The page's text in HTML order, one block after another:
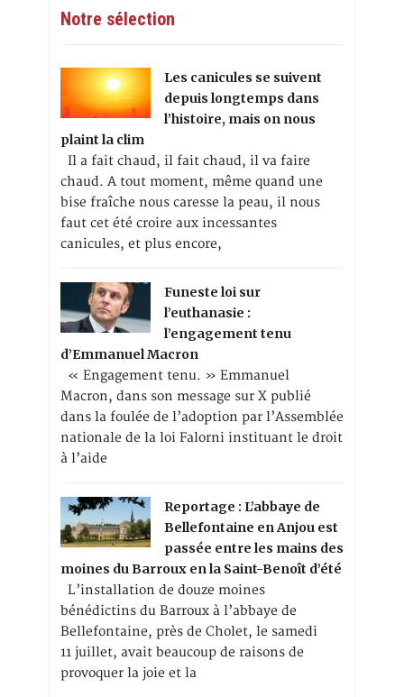
Notre sélection
Les canicules se suivent
depuis longtemps dans
l’histoire, mais on nous
plaint la clim
Il a fait chaud, il fait chaud, il va faire
chaud. A tout moment, même quand une
bise fraîche nous caresse la peau, il nous
faut cet été croire aux incessantes
canicules, et plus encore,
Funeste loi sur
l’euthanasie :
l’engagement tenu
d’Emmanuel Macron
« Engagement tenu. » Emmanuel
Macron, dans son message sur X publié
dans la foulée de l’adoption par l’Assemblée
nationale de la loi Falorni instituant le droit
à l’aide
Reportage : L’abbaye de
Bellefontaine en Anjou est
passée entre les mains des
moines du Barroux en la Saint-Benoît d’été
L’installation de douze moines
bénédictins du Barroux à l’abbaye de
Bellefontaine, près de Cholet, le samedi
11 juillet, avait beaucoup de raisons de
provoquer la joie et la